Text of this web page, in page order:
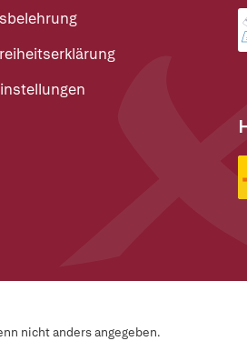
nicht anders angegeben.